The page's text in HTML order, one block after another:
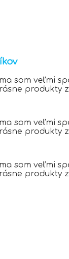
som veľmi
produkty
som veľmi
produkty
som veľmi
produkty